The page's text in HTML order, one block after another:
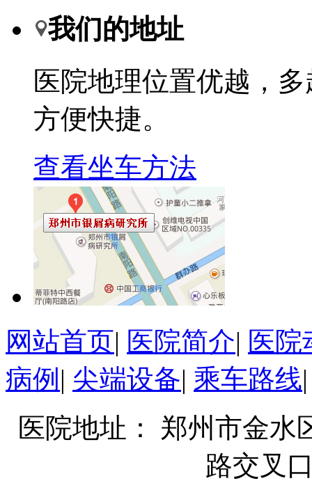
我们的地址
医院地理位置优越，
方便快捷。
查看坐车方法
网站首页| 医院简介| 医院
病例 | 尖端设备| 乘车路线
医院地址： 郑州市金水
路交叉